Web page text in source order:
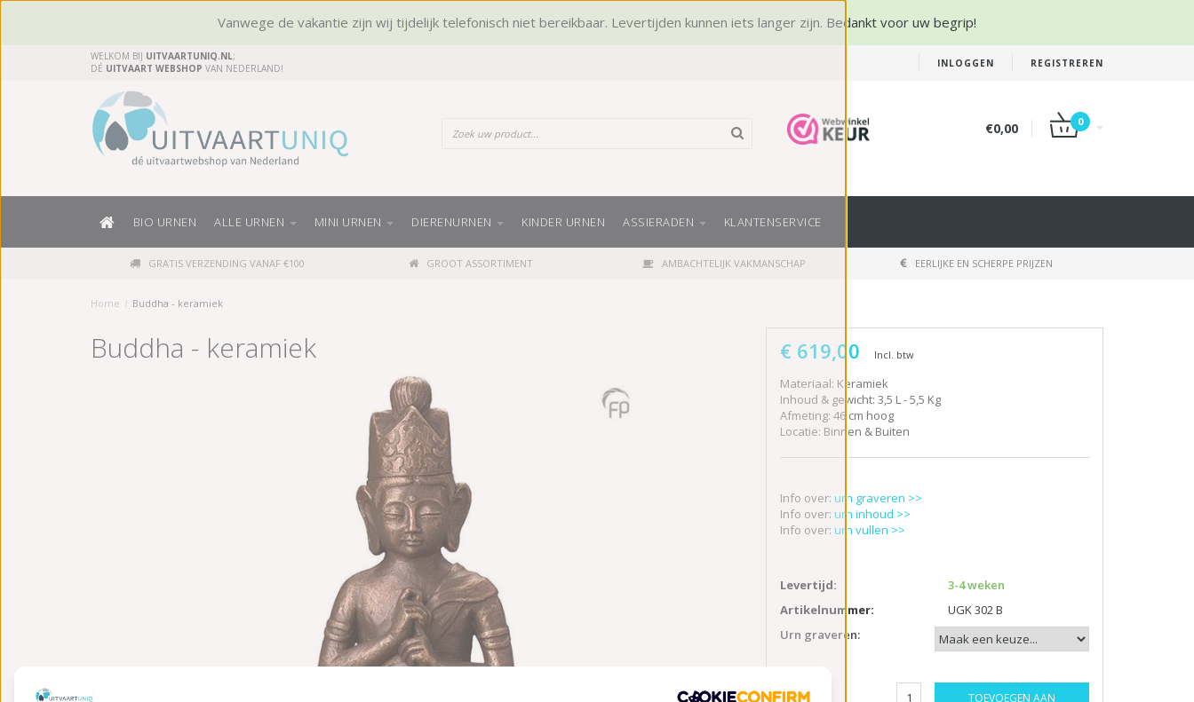
Vanwege de vakantie zijn wij tijdelijk telefonisch niet bereikbaar. Levertijden kunnen iets langer zijn. Bedankt voor uw begrip!
INLOGGEN REGISTREREN
WELKOM BIJ UITVAARTUNIQ.NL;
DÉ UITVAART WEBSHOP VAN NEDERLAND!
€0,00 0
BIO URNEN ALLE URNEN MINI URNEN DIERENURNEN KINDER URNEN ASSIERADEN KLANTENSERVICE
GRATIS VERZENDING VANAF €100 GROOT ASSORTIMENT AMBACHTELIJK VAKMANSCHAP EERLIJKE EN SCHERPE PRIJZEN
Home / Buddha - keramiek
Buddha - keramiek € 619,00 Incl. btw
Materiaal: Keramiek
Inhoud & gewicht: 3,5 L - 5,5 Kg
Afmeting: 46 cm hoog
Locatie: Binnen & Buiten
Info over: urn graveren >>
Info over: urn inhoud >>
Info over: urn vullen >>
Levertijd:
3-4 weken
Artikelnummer:
UGK 302 B
Urn graveren:
TOEVOEGEN AAN